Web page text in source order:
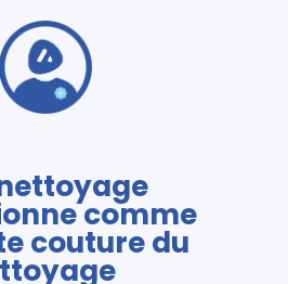
comme
couture du